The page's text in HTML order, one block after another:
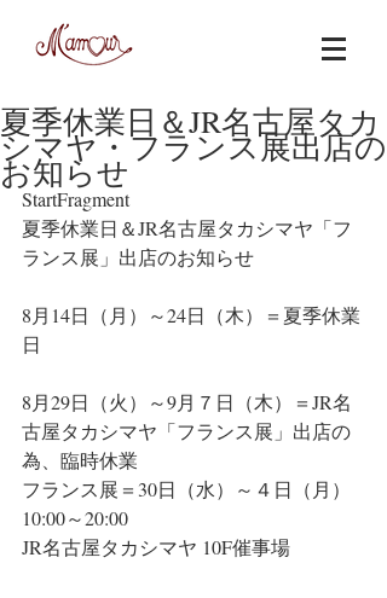
夏季休業日＆JR名古屋タカ
シマヤ・フランス展出店の
お知らせ
StartFragment
夏季休業日＆JR名古屋タカシマヤ「フ
ランス展」出店のお知らせ
8月14日（月）～24日（木）＝夏季休業
日
8月29日（火）～9月７日（木）＝JR名
古屋タカシマヤ「フランス展」出店の
為、臨時休業
フランス展＝30日（水）～４日（月）
10:00～20:00
JR名古屋タカシマヤ 10F催事場